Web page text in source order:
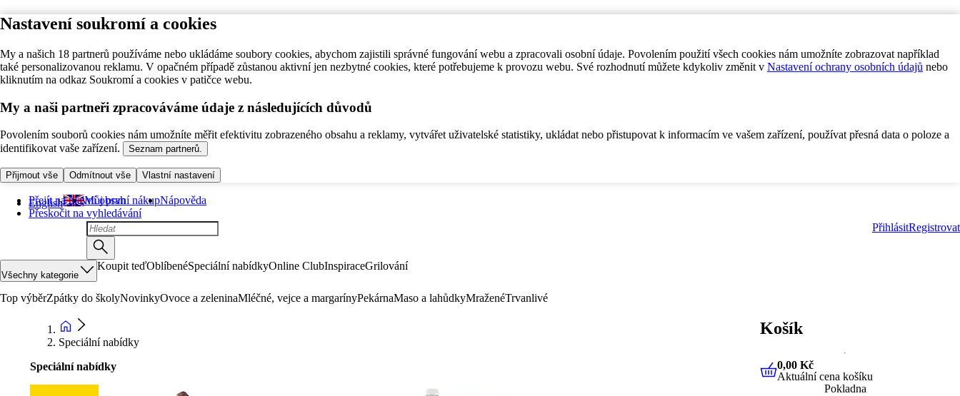
Nastavení soukromí a cookies
My a našich 18 partnerů používáme nebo ukládáme soubory cookies, abychom zajistili správné fungování webu a zpracovali osobní údaje. Povolením použití všech cookies nám umožníte zobrazovat například
také personalizovanou reklamu. V opačném případě zůstanou aktivní jen nezbytné cookies, které potřebujeme k provozu webu. Své rozhodnutí můžete kdykoliv změnit v Nastavení ochrany osobních údajů nebo
kliknutím na odkaz Soukromí a cookies v patičce webu.
My a naši partneři zpracováváme údaje z následujících důvodů
Povolením souborů cookies nám umožníte měřit efektivitu zobrazeného obsahu a reklamy, vytvářet uživatelské statistiky, ukládat nebo přistupovat k informacím ve vašem zařízení, používat přesná data o poloze a
identifikovat vaše zařízení.
Seznam partnerů.
Přijmout vše Odmítnout vše Vlastní nastavení
Přejít na hlavní obsah
Přeskočit na vyhledávání
English Můj první nákupNápověda
PřihlásitRegistrovat
Všechny kategorie
Koupit teďOblíbenéSpeciální nabídkyOnline ClubInspiraceGrilování
Top výběrZpátky do školyNovinkyOvoce a zeleninaMléčné, vejce a margarínyPekárnaMaso a lahůdkyMraženéTrvanlivé
Speciální nabídky
Speciální nabídky
Košík
0,00 KčAktuální cena košíku
0,00 Kč
Aktuální cena košíku
Pokladna